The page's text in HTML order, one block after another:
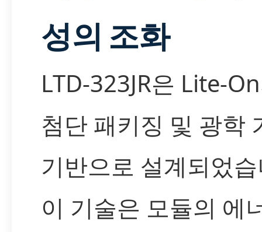
성의 조화
LTD-323JR은 Lite-
첨단 패키징 및 광학
기반으로 설계되었
이 기술은 모듈의 에